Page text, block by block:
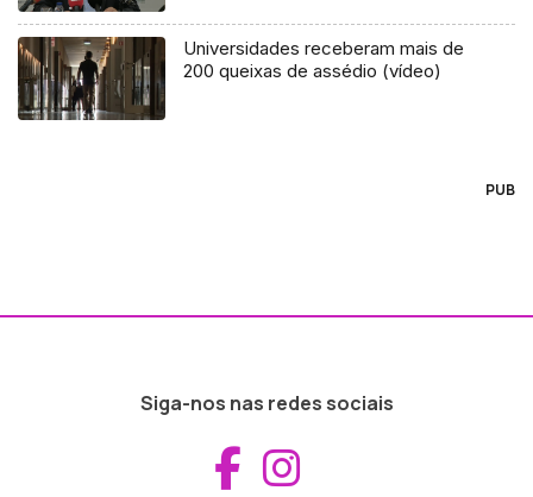
Universidades receberam mais de
200 queixas de assédio (vídeo)
PUB
Siga-nos nas redes sociais
Aceder ao